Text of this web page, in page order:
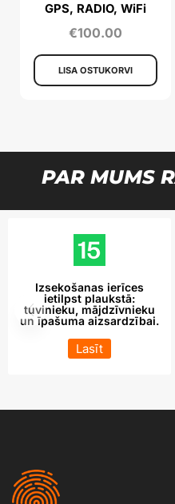
GPS, RADIO, WiFi
signaale 1 Mhz - 6,5 GHz
€100.00
LISA OSTUKORVI
PAR MUMS
Izsekošanas ierīces
ietilpst plaukstā:
tuvinieku, mājdzīvnieku
un īpašuma aizsardzībai.
Lasīt